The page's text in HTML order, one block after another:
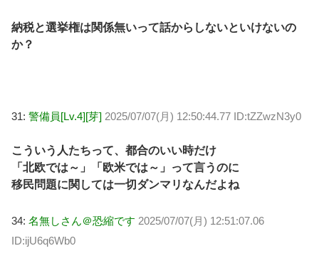
納税と選挙権は関係無いって話からしないといけないの
か？
31: 警備員[Lv.4][芽] 2025/07/07(月) 12:50:44.77 ID:tZZwzN3y0
こういう人たちって、都合のいい時だけ
「北欧では～」「欧米では～」って言うのに
移民問題に関しては一切ダンマリなんだよね
34: 名無しさん＠恐縮です 2025/07/07(月) 12:51:07.06
ID:ijU6q6Wb0